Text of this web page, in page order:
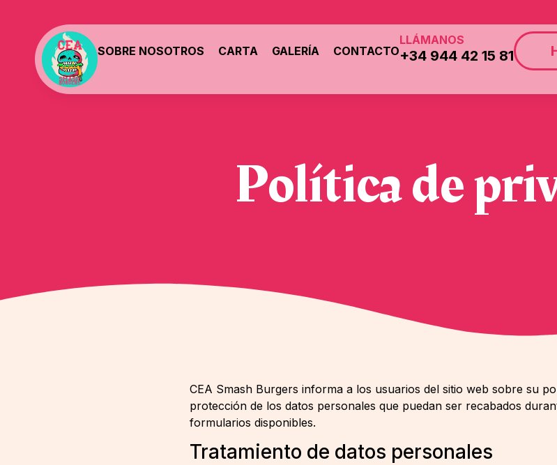
SOBRE NOSOTROS CARTA GALERÍA CONTACTO
LLÁMANOS
+34 944 42 15 81
Política de
CEA Smash Burgers informa a los usuarios del sitio web sobre su
protección de los datos personales que puedan ser recabados
formularios disponibles.
Tratamiento de datos personales